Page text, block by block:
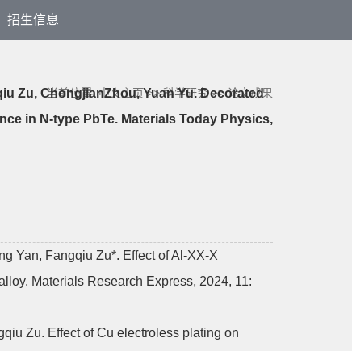
招生信息
当前位置:中文主页>>科学研究>>论文成果
Zu, ChongjianZhou, Yuan Yu. Decorated
in N-type PbTe. Materials Today Physics,
Yan, Fangqiu Zu*. Effect of Al-XX-X
Materials Research Express, 2024, 11:
Zu. Effect of Cu electroless plating on